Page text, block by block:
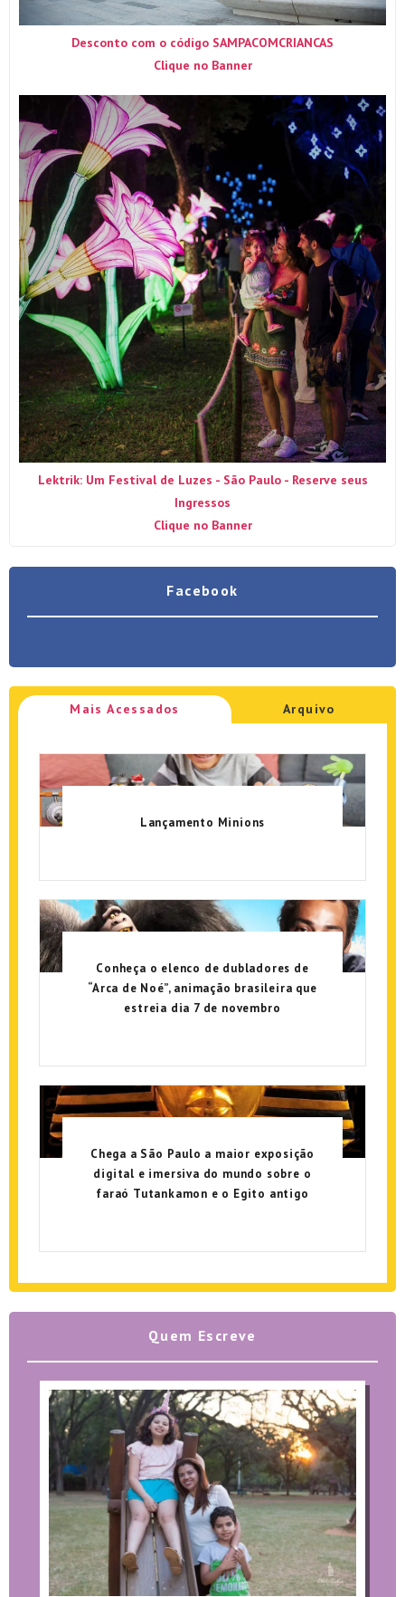
Desconto com o código SAMPACOMCRIANCAS
Clique no Banner
Lektrik: Um Festival de Luzes - São Paulo - Reserve seus
Ingressos
Clique no Banner
Facebook
Mais Acessados Arquivo
Lançamento Minions
Conheça o elenco de dubladores de
“Arca de Noé”, animação brasileira que
estreia dia 7 de novembro
Chega a São Paulo a maior exposição
digital e imersiva do mundo sobre o
faraó Tutankamon e o Egito antigo
Quem Escreve